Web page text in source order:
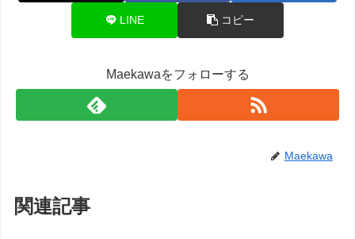
LINE コピー
Maekawaをフォローする
Maekawa
関連記事